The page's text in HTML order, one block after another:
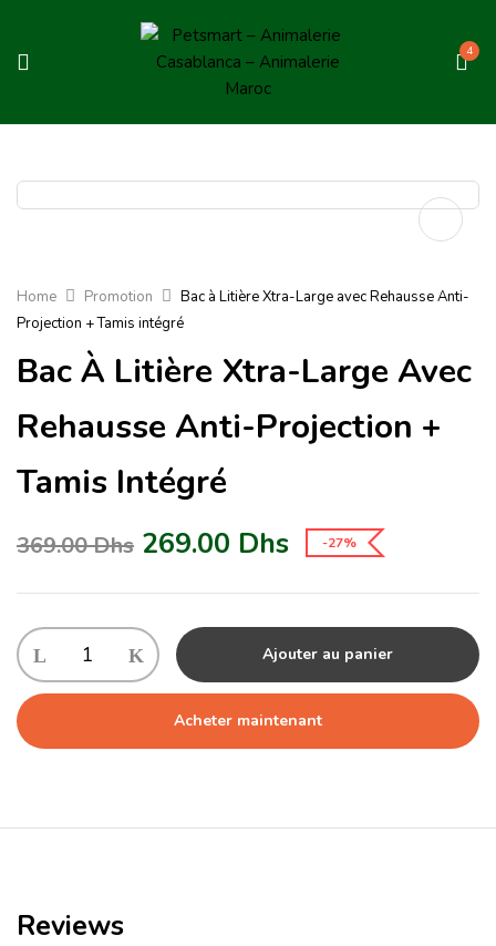
4
Home Promotion
Bac à Litière Xtra-Large avec Rehausse Anti-
Projection + Tamis intégré
Bac À Litière Xtra-Large Avec
Rehausse Anti-Projection +
Tamis Intégré
369.00Dhs 269.00 Dhs -27%
Ajouter au panier
Acheter maintenant
Reviews